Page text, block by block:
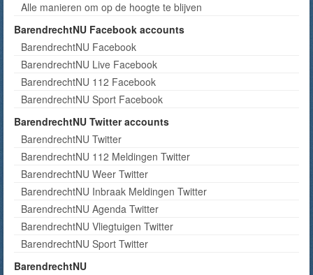
Alle manieren om op de hoogte te blijven
BarendrechtNU Facebook accounts
BarendrechtNU Facebook
BarendrechtNU Live Facebook
BarendrechtNU 112 Facebook
BarendrechtNU Sport Facebook
BarendrechtNU Twitter accounts
BarendrechtNU Twitter
BarendrechtNU 112 Meldingen Twitter
BarendrechtNU Weer Twitter
BarendrechtNU Inbraak Meldingen Twitter
BarendrechtNU Agenda Twitter
BarendrechtNU Vliegtuigen Twitter
BarendrechtNU Sport Twitter
BarendrechtNU